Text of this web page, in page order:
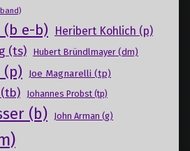
(b e-b) Heribert Kohlich (p)
(ts) Hubert Bründlmayer (dm)
(p) Joe Magnarelli (tp)
Johannes Probst (tp)
(b) John Arman (g)